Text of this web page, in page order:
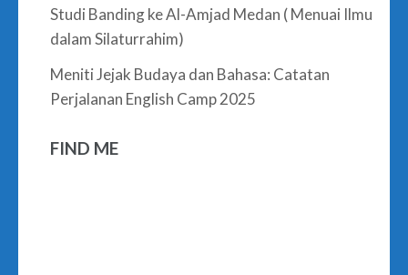
Studi Banding ke Al-Amjad Medan ( Menuai Ilmu
dalam Silaturrahim)
Meniti Jejak Budaya dan Bahasa: Catatan
Perjalanan English Camp 2025
FIND ME